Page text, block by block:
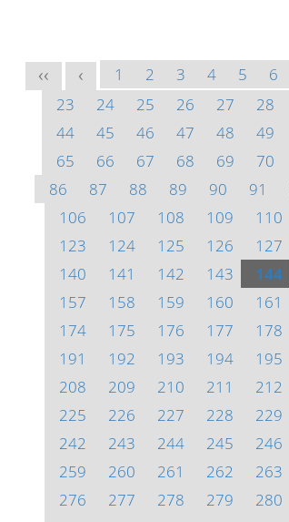
<< < 1 2 3 4 5 6
23
24 25 26 27 28
44
45 46 47 48 49
65
66 67 68 69 70
86
87 88 89 90 91
106
107 108 109 110
123
124 125 126 127
140
141 142 143 144
157
158 159 160 161
174
175 176 177 178
191
192 193 194 195
208
209 210 211 212
225
226 227 228 229
242
243 244 245 246
259
260 261 262 263
276
277 278 279 280